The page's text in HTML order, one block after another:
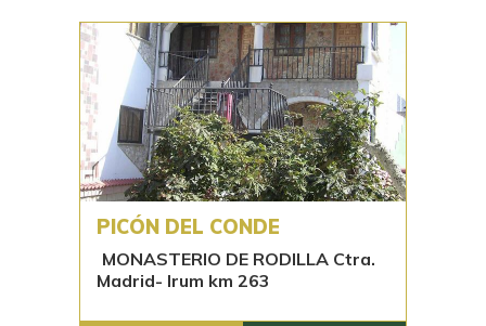
PICÓN DEL CONDE
MONASTERIO DE RODILLA Ctra.
Madrid- Irum km 263